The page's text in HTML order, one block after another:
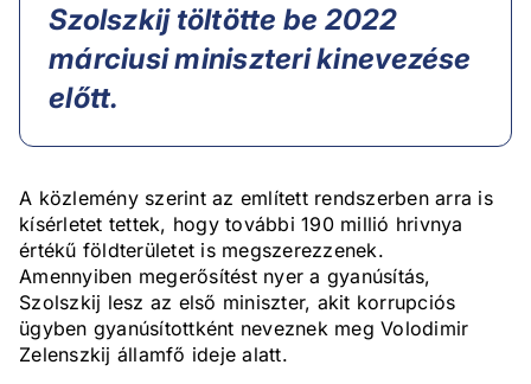
Szolszkij töltötte be 2022
márciusi miniszteri kinevezése
előtt.
A közlemény szerint az említett rendszerben arra is
kísérletet tettek, hogy további 190 millió hrivnya
értékű földterületet is megszerezzenek.
Amennyiben megerősítést nyer a gyanúsítás,
Szolszkij lesz az első miniszter, akit korrupciós
ügyben gyanúsítottként neveznek meg Volodimir
Zelenszkij államfő ideje alatt.